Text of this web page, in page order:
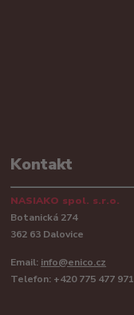
Kontakt
NASIAKO spol. s.r.o.
Botanická 274
362 63 Dalovice
Email: info@enico.cz
Telefon: +420 775 477 971